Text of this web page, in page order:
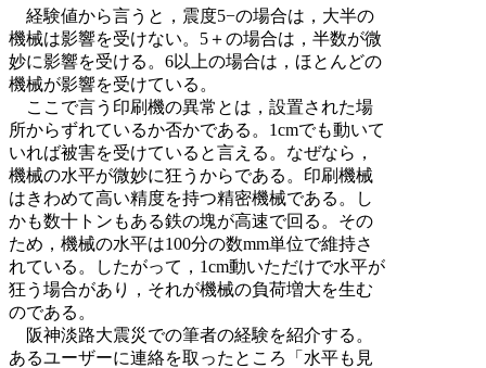
経験値から言うと，震度5−の場合は，大半の
機械は影響を受けない。5＋の場合は，半数が微
妙に影響を受ける。6以上の場合は，ほとんどの
機械が影響を受けている。
ここで言う印刷機の異常とは，設置された場
所からずれているか否かである。1cmでも動いて
いれば被害を受けていると言える。なぜなら，
機械の水平が微妙に狂うからである。印刷機械
はきわめて高い精度を持つ精密機械である。し
かも数十トンもある鉄の塊が高速で回る。その
ため，機械の水平は100分の数mm単位で維持さ
れている。したがって，1cm動いただけで水平が
狂う場合があり，それが機械の負荷増大を生む
のである。
阪神淡路大震災での筆者の経験を紹介する。
あるユーザーに連絡を取ったところ「水平も見